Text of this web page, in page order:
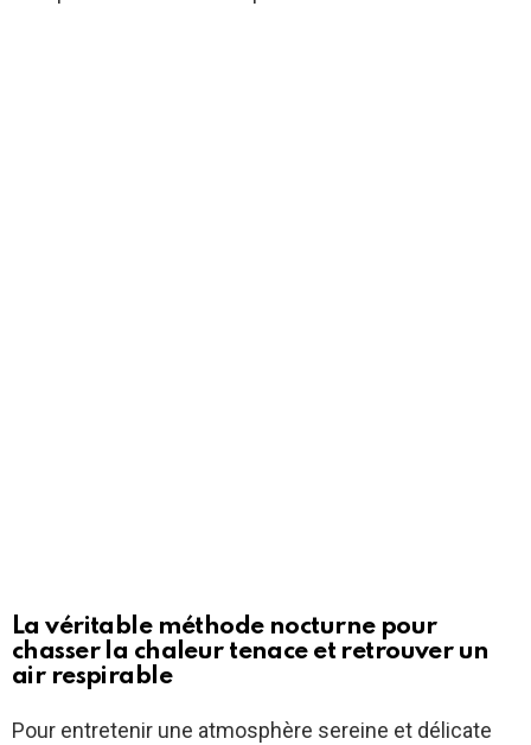
La véritable méthode nocturne pour
chasser la chaleur tenace et retrouver un
air respirable
Pour entretenir une atmosphère sereine et délicate